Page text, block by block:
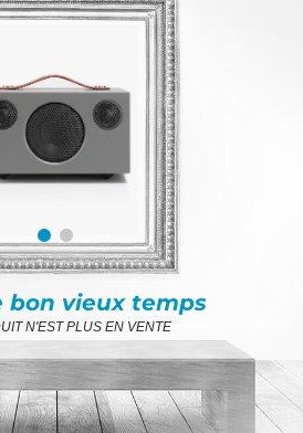
bon vieux temps
N'EST PLUS EN VENTE